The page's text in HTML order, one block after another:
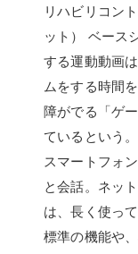
リハビリコン
ット） ベース
する運動動画
ムをする時間
障がでる「ゲ
ているという
スマートフォ
と会話。ネッ
は、長く使っ
標準の機能や